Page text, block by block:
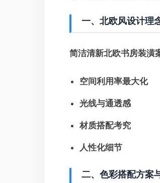
一、北欧风设计理
简洁清新北欧书房装潢
空间利用率最大化
光线与通透感
材质搭配考究
人性化细节
二、色彩搭配方案